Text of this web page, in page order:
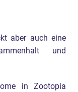
aber auch eine
und
in Zootopia